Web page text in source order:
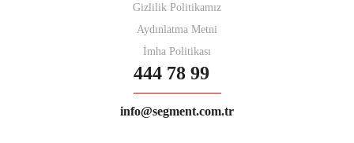
Gizlilik Politikamız
Aydınlatma Metni
İmha Politikası
444 78 99
info@segment.com.tr